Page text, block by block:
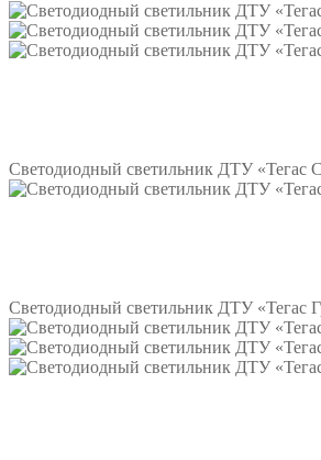
Светодиодный светильник ДТУ «Тегас
Светодиодный светильник ДТУ «Тегас